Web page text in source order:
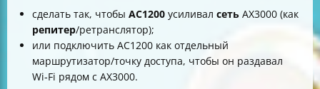
сделать так, чтобы AC1200 усиливал сеть AX3000 (как
репитер/ретранслятор);
или подключить AC1200 как отдельный
маршрутизатор/точку доступа, чтобы он раздавал
Wi‑Fi рядом с AX3000.